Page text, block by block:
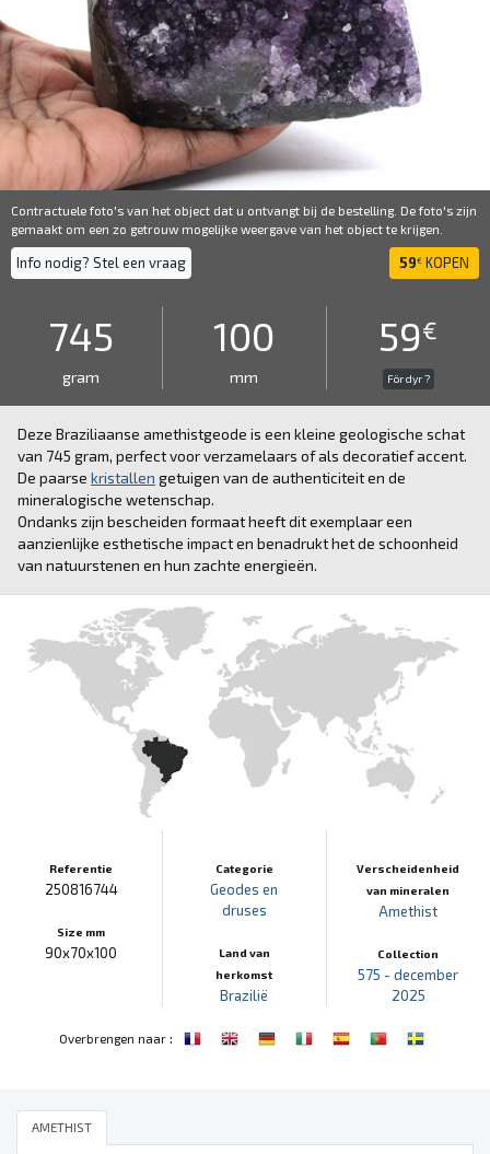
Contractuele foto's van het object dat u ontvangt bij de bestelling. De foto's zijn
gemaakt om een ​​zo getrouw mogelijke weergave van het object te krijgen.
Info nodig? Stel een vraag 59€ KOPEN
745
gram
100
mm
59€
För dyr ?
Deze Braziliaanse amethistgeode is een kleine geologische schat
van 745 gram, perfect voor verzamelaars of als decoratief accent.
De paarse kristallen getuigen van de authenticiteit en de
mineralogische wetenschap.
Ondanks zijn bescheiden formaat heeft dit exemplaar een
aanzienlijke esthetische impact en benadrukt het de schoonheid
van natuurstenen en hun zachte energieën.
Referentie
250816744
Size mm
90x70x100
Categorie
Geodes en
druses
Land van
herkomst
Brazilië
Verscheidenheid
van mineralen
Amethist
Collection
575 - december
2025
Overbrengen naar:
AMETHIST